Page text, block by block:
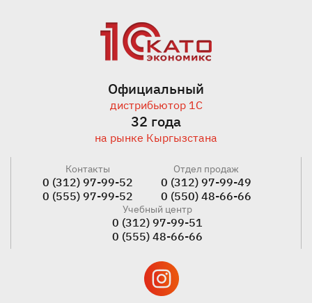
Официальный
дистрибьютор 1С
32 года
на рынке Кыргызстана
Контакты
0 (312) 97-99-52
0 (555) 97-99-52
Отдел продаж
0 (312) 97-99-49
0 (550) 48-66-66
Учебный центр
0 (312) 97-99-51
0 (555) 48-66-66